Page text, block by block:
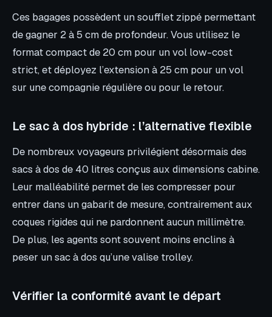
Ces bagages possèdent un soufflet zippé permettant
de gagner 2 à 5 cm de profondeur. Vous utilisez le
format compact de 20 cm pour un vol low-cost
strict, et déployez l’extension à 25 cm pour un vol
sur une compagnie régulière ou pour le retour.
Le sac à dos hybride : l’alternative flexible
De nombreux voyageurs privilégient désormais des
sacs à dos de 40 litres conçus aux dimensions cabine.
Leur malléabilité permet de les compresser pour
entrer dans un gabarit de mesure, contrairement aux
coques rigides qui ne pardonnent aucun millimètre.
De plus, les agents sont souvent moins enclins à
peser un sac à dos qu’une valise trolley.
Vérifier la conformité avant le départ